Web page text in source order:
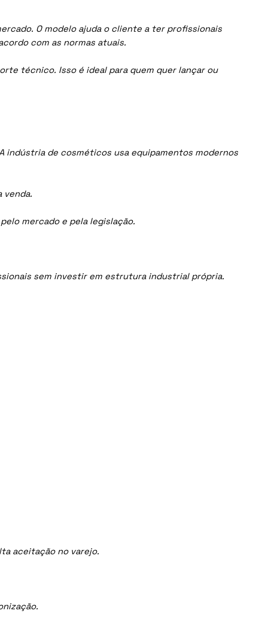
O modelo ajuda o cliente a ter profissionais
com as normas atuais.
técnico. Isso é ideal para quem quer lançar ou
indústria de cosméticos usa equipamentos modernos
venda.
mercado e pela legislação.
sem investir em estrutura industrial própria.
aceitação no varejo.